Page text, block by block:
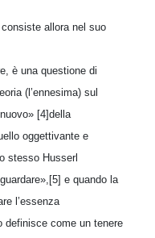
consiste allora nel suo
è una questione di
(l’ennesima) sul
[4]della
oggettivante e
stesso Husserl
e quando la
l’essenza
definisce come un tenere